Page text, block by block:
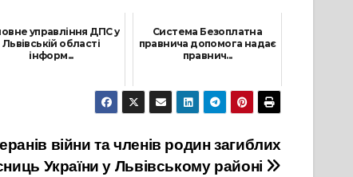
управління ДПС у
Львівській області
інформ...
Система Безоплатна
правнича допомога надає
правнич...
31 Січня, 2024
війни та членів родин загиблих
України у Львівському районі